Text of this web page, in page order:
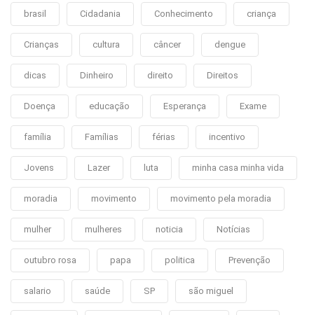
brasil Cidadania Conhecimento criança
Crianças cultura câncer dengue
dicas Dinheiro direito Direitos
Doença educação Esperança Exame
família Famílias férias incentivo
Jovens Lazer luta minha casa minha vida
moradia movimento movimento pela moradia
mulher mulheres noticia Notícias
outubro rosa papa politica Prevenção
salario saúde SP são miguel